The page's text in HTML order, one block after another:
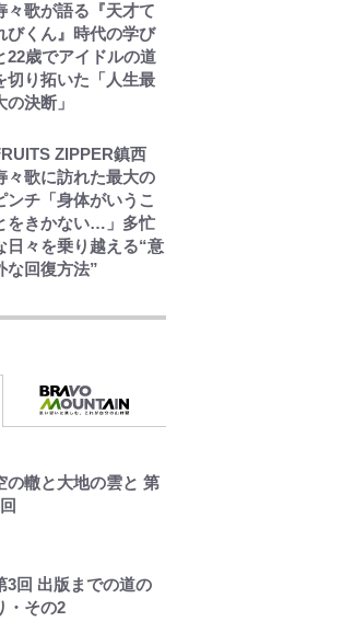
々歌が語る『天才て
びくん』時代の学び
22歳でアイドルの道
切り拓いた「人生最
の決断」
ZIPPER鎮西
々歌に訪れた最大の
ンチ「身体がいうこ
をきかない…」多忙
日々を乗り越える“意
な回復方法”
妊娠しました~詰んだ
です~ 第1話
嫁のため、大国を滅
すことにした。 第1
式-辺境領主の俺は悪
令嬢として追放され
の轍と大地の雲と 第
3回 出版までの道の
・その2